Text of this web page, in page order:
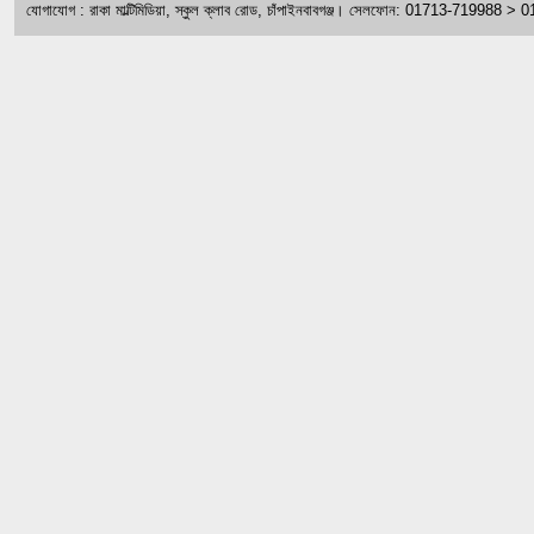
যোগাযোগ : রাকা মাল্টিমিডিয়া, স্কুল ক্লাব রোড, চাঁপাইনবাবগঞ্জ। সেলফোন: 01713-